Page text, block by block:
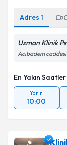
Adres 1
Uzman Klinik
Acıbadem
En Yakın Saatler
Yarın
10:00